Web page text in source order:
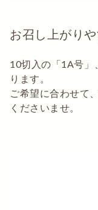
お召し上がり
10切入の「1A号」
ります。
ご希望に合わせて
くださいませ。